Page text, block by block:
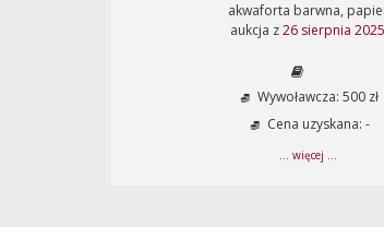
akwaforta barwna,
aukcja z26 sierpnia 2025
Wywoławcza: 500 zł
Cena uzyskana: -
... więcej ...